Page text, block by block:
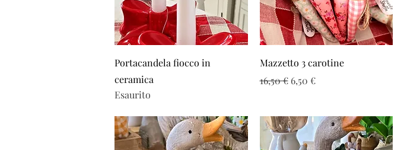
Vista rapida
Portacandela fiocco in
ceramica
Esaurito
Vista rapida
Mazzetto 3 carotine
Prezzo regolare
16,50 € Prezzo scontato
6,50 €